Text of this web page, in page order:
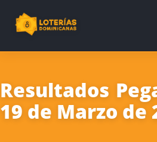
Resultados
19 de Marzo de